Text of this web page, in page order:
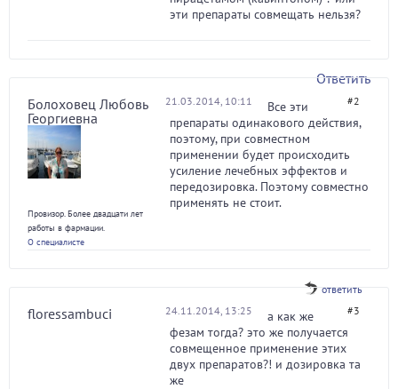
эти препараты совмещать нельзя?
Ответить
Болоховец Любовь
Георгиевна
Провизор. Более двадцати лет
работы в фармации.
О специалисте
21.03.2014, 10:11 #2
Все эти
препараты одинакового действия,
поэтому, при совместном
применении будет происходить
усиление лечебных эффектов и
передозировка. Поэтому совместно
применять не стоит.
ответить
floressambuci 24.11.2014, 13:25 #3
а как же
фезам тогда? это же получается
совмещенное применение этих
двух препаратов?! и дозировка та
же